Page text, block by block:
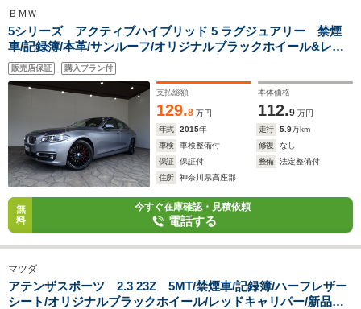
ＢＭＷ
5シリーズ アクティブハイブリッド 5 ラグジュアリー 禁煙
車/記録簿/本革/サンルーフ/オリジナルブラックホイール&レッ
ドキャリパー/ナビ地デジ/Bluetooth/Bカメラ/ドラレ
コ/LED/ETC/スマートキー/スペアキー/シートヒータ
ー/ACC/BSM/LDW/インテリジェントセーフティ/
販売店保証 購入プラン付
支払総額
129.8 万円
本体価格
112.9 万円
年式
2015年 走行 5.9万km
車検
車検整備付 修復
なし
保証
保証付 整備
法定整備付
住所
神奈川県高座郡
無
料
今すぐ在庫確認・見積依頼
電話する
マツダ
アテンザスポーツ 2.3 23Z 5MT/禁煙車/記録簿/ハーフレザー
シート/オリジナルブラックホイール/レッドキャリパー/新品ナ